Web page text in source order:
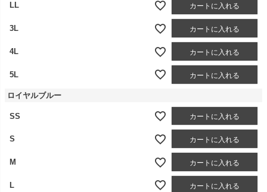
LL カートに入れる
3L カートに入れる
4L カートに入れる
5L カートに入れる
ロイヤルブルー
SS カートに入れる
S カートに入れる
M カートに入れる
L カートに入れる